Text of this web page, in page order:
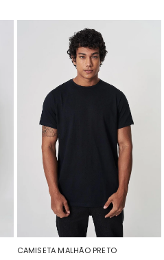
CAMISETA MALHÃO PRETO